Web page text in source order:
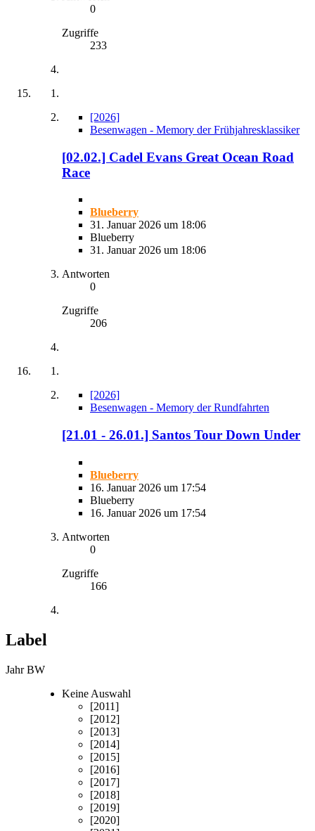
0
Zugriffe
233
[2026]
Besenwagen - Memory der Frühjahresklassiker
[02.02.] Cadel Evans Great Ocean Road
Race
Blueberry
31. Januar 2026 um 18:06
Blueberry
31. Januar 2026 um 18:06
Antworten
0
Zugriffe
206
[2026]
Besenwagen - Memory der Rundfahrten
[21.01 - 26.01.] Santos Tour Down Under
Blueberry
16. Januar 2026 um 17:54
Blueberry
16. Januar 2026 um 17:54
Antworten
0
Zugriffe
166
Label
Jahr BW
Keine Auswahl
[2011]
[2012]
[2013]
[2014]
[2015]
[2016]
[2017]
[2018]
[2019]
[2020]